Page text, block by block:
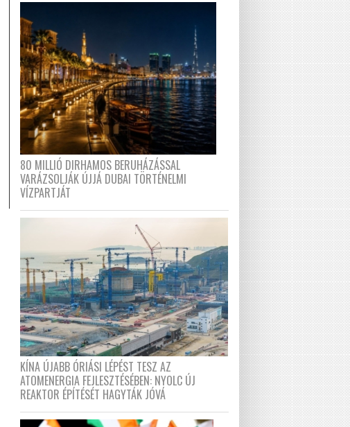
80 MILLIÓ DIRHAMOS BERUHÁZÁSSAL
VARÁZSOLJÁK ÚJJÁ DUBAI TÖRTÉNELMI
VÍZPARTJÁT
KÍNA ÚJABB ÓRIÁSI LÉPÉST TESZ AZ
ATOMENERGIA FEJLESZTÉSÉBEN: NYOLC ÚJ
REAKTOR ÉPÍTÉSÉT HAGYTÁK JÓVÁ